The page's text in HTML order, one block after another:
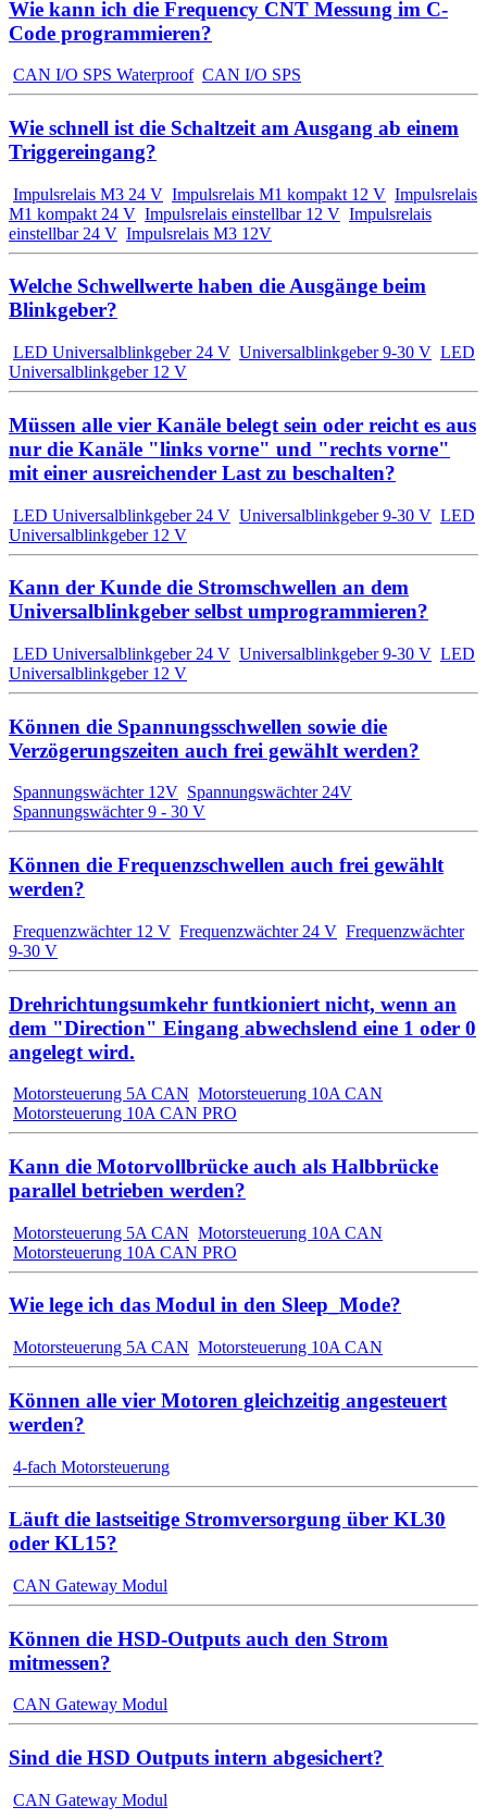
Wie kann ich die Frequency CNT Messung im C-
Code programmieren?
CAN I/O SPS Waterproof CAN I/O SPS
Wie schnell ist die Schaltzeit am Ausgang ab einem
Triggereingang?
Impulsrelais M3 24 V Impulsrelais M1 kompakt 12 V Impulsrelais
M1 kompakt 24 V Impulsrelais einstellbar 12 V Impulsrelais
einstellbar 24 V Impulsrelais M3 12V
Welche Schwellwerte haben die Ausgänge beim
Blinkgeber?
LED Universalblinkgeber 24 V Universalblinkgeber 9-30 V LED
Universalblinkgeber 12 V
Müssen alle vier Kanäle belegt sein oder reicht es aus
nur die Kanäle "links vorne" und "rechts vorne"
mit einer ausreichender Last zu beschalten?
LED Universalblinkgeber 24 V Universalblinkgeber 9-30 V LED
Universalblinkgeber 12 V
Kann der Kunde die Stromschwellen an dem
Universalblinkgeber selbst umprogrammieren?
LED Universalblinkgeber 24 V Universalblinkgeber 9-30 V LED
Universalblinkgeber 12 V
Können die Spannungsschwellen sowie die
Verzögerungszeiten auch frei gewählt werden?
Spannungswächter 12V Spannungswächter 24V
Spannungswächter 9 - 30 V
Können die Frequenzschwellen auch frei gewählt
werden?
Frequenzwächter 12 V Frequenzwächter 24 V Frequenzwächter
9-30 V
Drehrichtungsumkehr funtkioniert nicht, wenn an
dem "Direction" Eingang abwechslend eine 1 oder 0
angelegt wird.
Motorsteuerung 5A CAN Motorsteuerung 10A CAN
Motorsteuerung 10A CAN PRO
Kann die Motorvollbrücke auch als Halbbrücke
parallel betrieben werden?
Motorsteuerung 5A CAN Motorsteuerung 10A CAN
Motorsteuerung 10A CAN PRO
Wie lege ich das Modul in den Sleep_Mode?
Motorsteuerung 5A CAN Motorsteuerung 10A CAN
Können alle vier Motoren gleichzeitig angesteuert
werden?
4-fach Motorsteuerung
Läuft die lastseitige Stromversorgung über KL30
oder KL15?
CAN Gateway Modul
Können die HSD-Outputs auch den Strom
mitmessen?
CAN Gateway Modul
Sind die HSD Outputs intern abgesichert?
CAN Gateway Modul